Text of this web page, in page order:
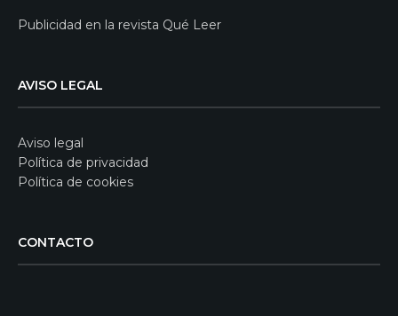
Publicidad en la revista Qué Leer
AVISO LEGAL
Aviso legal
Política de privacidad
Política de cookies
CONTACTO